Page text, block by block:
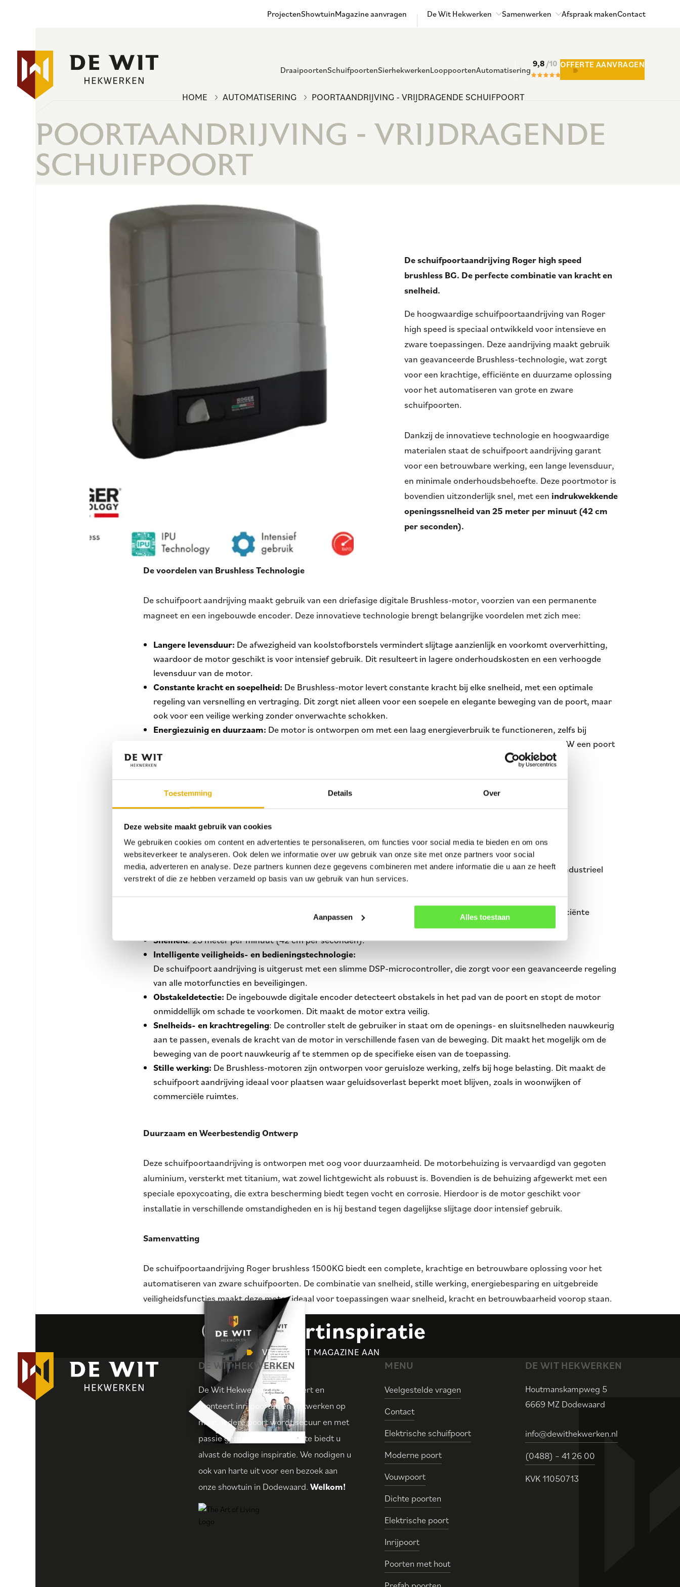
Toestemming Details Over
Deze website maakt gebruik van cookies
We gebruiken cookies om content en advertenties te personaliseren, om functies voor social media te bieden en om ons
websiteverkeer te analyseren. Ook delen we informatie over uw gebruik van onze site met onze partners voor social
media, adverteren en analyse. Deze partners kunnen deze gegevens combineren met andere informatie die u aan ze heeft
verstrekt of die ze hebben verzameld op basis van uw gebruik van hun services.
Aanpassen Alles toestaan
ProjectenShowtuinMagazine aanvragen De Wit Hekwerken Samenwerken Afspraak makenContact
DraaipoortenSchuifpoortenSierhekwerkenLooppoortenAutomatisering
9,8 /10 OFFERTE AANVRAGEN
HOME AUTOMATISERING POORTAANDRIJVING - VRIJDRAGENDE SCHUIFPOORT
POORTAANDRIJVING - VRIJDRAGENDE
SCHUIFPOORT
De schuifpoortaandrijving Roger high speed
brushless BG. De perfecte combinatie van kracht en
snelheid.
De hoogwaardige schuifpoortaandrijving van Roger
high speed is speciaal ontwikkeld voor intensieve en
zware toepassingen. Deze aandrijving maakt gebruik
van geavanceerde Brushless-technologie, wat zorgt
voor een krachtige, efficiënte en duurzame oplossing
voor het automatiseren van grote en zware
schuifpoorten.
Dankzij de innovatieve technologie en hoogwaardige
materialen staat de schuifpoort aandrijving garant
voor een betrouwbare werking, een lange levensduur,
en minimale onderhoudsbehoefte. Deze poortmotor is
bovendien uitzonderlijk snel, met een indrukwekkende
openingssnelheid van 25 meter per minuut (42 cm
per seconden).
De voordelen van Brushless Technologie
De schuifpoort aandrijving maakt gebruik van een driefasige digitale Brushless-motor, voorzien van een permanente
magneet en een ingebouwde encoder. Deze innovatieve technologie brengt belangrijke voordelen met zich mee:
Langere levensduur: De afwezigheid van koolstofborstels vermindert slijtage aanzienlijk en voorkomt oververhitting,
waardoor de motor geschikt is voor intensief gebruik. Dit resulteert in lagere onderhoudskosten en een verhoogde
levensduur van de motor.
Constante kracht en soepelheid: De Brushless-motor levert constante kracht bij elke snelheid, met een optimale
regeling van versnelling en vertraging. Dit zorgt niet alleen voor een soepele en elegante beweging van de poort, maar
ook voor een veilige werking zonder onverwachte schokken.
Energiezuinig en duurzaam: De motor is ontworpen om met een laag energieverbruik te functioneren, zelfs bij
intensief gebruik. De Brushless-technologie maakt het mogelijk om met een vermogen van minder dan 30W een poort
van 600 kg te verplaatsen. Hierdoor zijn de energiekosten aanzienlijk lager dan bij traditionele motoren.
Technische Specificaties
De schuifpoortaandrijving Roger High speed brushless 1500 KG is specifiek ontworpen voor grote en zware
schuifpoorten. Hieronder volgt een overzicht van de belangrijkste technische specificaties:
Maximaal poortgewicht: Tot 1500 kg, wat deze motor geschikt maakt voor zowel residentieel als zwaar industrieel
gebruik.
Nominaal vermogen: 650W, wat voldoende kracht levert voor zware toepassingen.
: 36V DC-motorvoeding en 230V AC voor de besturingseenheid, wat zorgt voor een veilige en efficiënte
Snelheid: 25 meter per minuut(42 cm per seconden).
Intelligente veiligheids- en bedieningstechnologie:
De schuifpoort aandrijving is uitgerust met een slimme DSP-microcontroller, die zorgt voor een geavanceerde regeling
van alle motorfuncties en beveiligingen.
Obstakeldetectie: De ingebouwde digitale encoder detecteert obstakels in het pad van de poort en stopt de motor
onmiddellijk om schade te voorkomen. Dit maakt de motor extra veilig.
Snelheids- en krachtregeling: De controller stelt de gebruiker in staat om de openings- en sluitsnelheden nauwkeurig
aan te passen, evenals de kracht van de motor in verschillende fasen van de beweging. Dit maakt het mogelijk om de
beweging van de poort nauwkeurig af te stemmen op de specifieke eisen van de toepassing.
Stille werking: De Brushless-motoren zijn ontworpen voor geruisloze werking, zelfs bij hoge belasting. Dit maakt de
schuifpoort aandrijving ideaal voor plaatsen waar geluidsoverlast beperkt moet blijven, zoals in woonwijken of
commerciële ruimtes.
Duurzaam en Weerbestendig Ontwerp
Deze schuifpoortaandrijving is ontworpen met oog voor duurzaamheid. De motorbehuizing is vervaardigd van gegoten
aluminium, versterkt met titanium, wat zowel lichtgewicht als robuust is. Bovendien is de behuizing afgewerkt met een
speciale epoxycoating, die extra bescherming biedt tegen vocht en corrosie. Hierdoor is de motor geschikt voor
installatie in verschillende omstandigheden en is hij bestand tegen dagelijkse slijtage door intensief gebruik.
Samenvatting
De schuifpoortaandrijving Roger brushless 1500KG biedt een complete, krachtige en betrouwbare oplossing voor het
automatiseren van zware schuifpoorten. De combinatie van snelheid, stille werking, energiebesparing en uitgebreide
veiligheidsfuncties maakt deze motor ideaal voor toepassingen waar snelheid, kracht en betrouwbaarheid voorop staan.
Gratispoortinspiratie
VRAAG HET MAGAZINE AAN
DE WIT HEKWERKEN
De Wit Hekwerken produceert en
monteert inrijpoorten en hekwerken op
maat. Iedere poort wordt secuur en met
passie gemaakt. Onze website biedt u
alvast de nodige inspiratie. We nodigen u
ook van harte uit voor een bezoek aan
onze showtuin in Dodewaard. Welkom!
MENU
Veelgestelde vragen
Contact
Elektrische schuifpoort
Moderne poort
Vouwpoort
Dichte poorten
Elektrische poort
Inrijpoort
Poorten met hout
DE WIT HEKWERKEN
Houtmanskampweg 5
6669 MZ Dodewaard
info@dewithekwerken.nl
(0488) – 41 26 00
KVK11050713